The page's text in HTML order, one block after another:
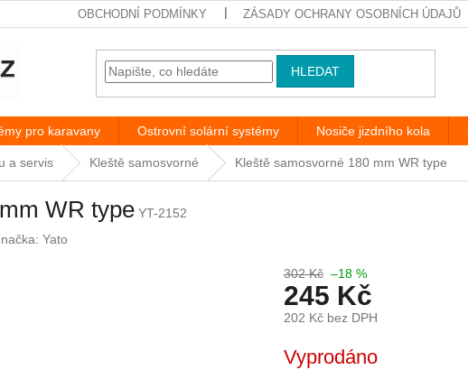
OBCHODNÍ PODMÍNKY ZÁSADY OCHRANY OSOBNÍCH ÚDAJŮ
HLEDAT
pro karavany Ostrovní solární systémy Nosiče jizdního kola
a servis Kleště samosvorné Kleště samosvorné 180 mm WR type
WR type YT-2152
Yato
302 Kč –18 %
245 Kč
202 Kč bez DPH
cena:
Vyprodáno